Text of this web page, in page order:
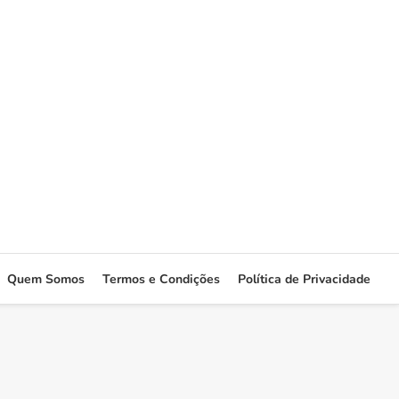
Quem Somos Termos e Condições Política de Privacidade